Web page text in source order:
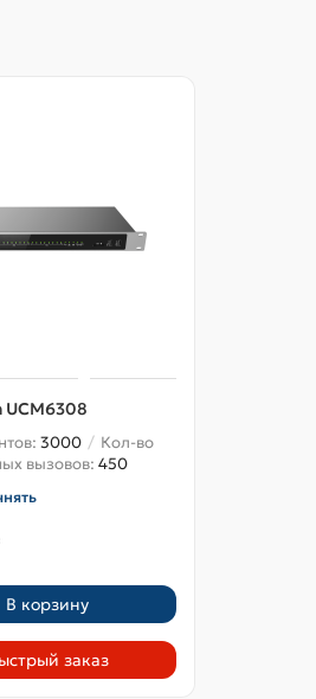
3000
Кол-во
вызовов: 450
В корзину
заказ